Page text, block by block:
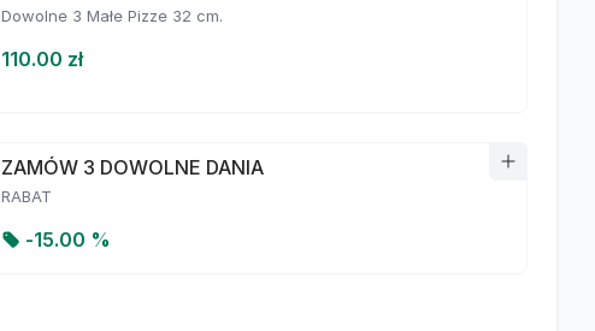
Dowolne 3 Małe Pizze 32 cm.
110.00 zł
ZAMÓW 3 DOWOLNE DANIA
RABAT
-15.00 %